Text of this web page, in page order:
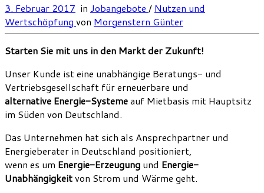
3. Februar 2017 in Jobangebote / Nutzen und
Wertschöpfung von Morgenstern Günter
Starten Sie mit uns in den Markt der Zukunft!
Unser Kunde ist eine unabhängige Beratungs- und
Vertriebsgesellschaft für erneuerbare und
alternative Energie-Systemeauf Mietbasis mit Hauptsitz
im Süden von Deutschland.
Das Unternehmen hat sich als Ansprechpartner und
Energieberater in Deutschland positioniert,
wenn es um Energie-Erzeugung und Energie-
Unabhängigkeitvon Strom und Wärme geht.